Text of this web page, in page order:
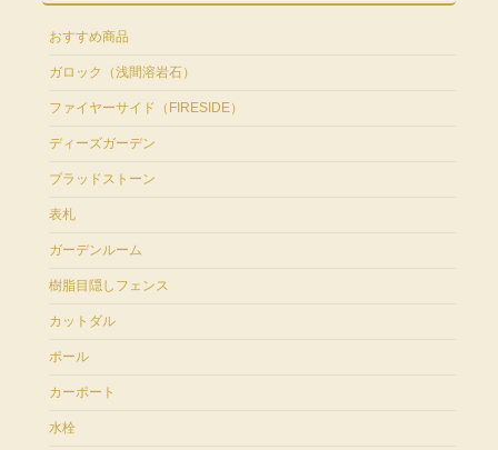
おすすめ商品
ガロック（浅間溶岩石）
ファイヤーサイド（FIRESIDE）
ディーズガーデン
ブラッドストーン
表札
ガーデンルーム
樹脂目隠しフェンス
カットダル
ポール
カーポート
水栓